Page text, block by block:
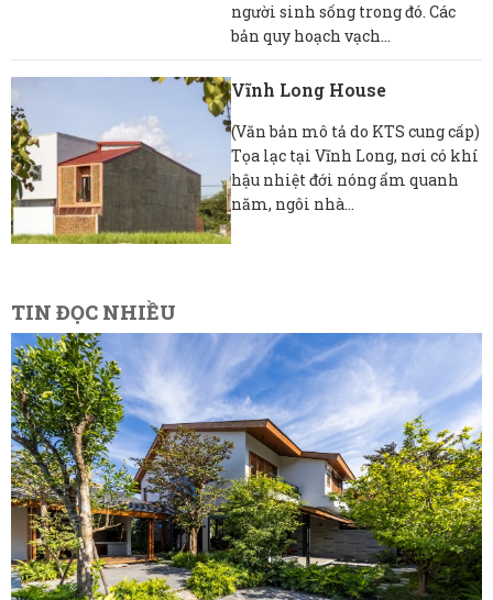
người sinh sống trong đó. Các
bản quy hoạch vạch...
Vĩnh Long House
(Văn bản mô tả do KTS cung cấp)
Tọa lạc tại Vĩnh Long, nơi có khí
hậu nhiệt đới nóng ẩm quanh
năm, ngôi nhà...
TIN ĐỌC NHIỀU